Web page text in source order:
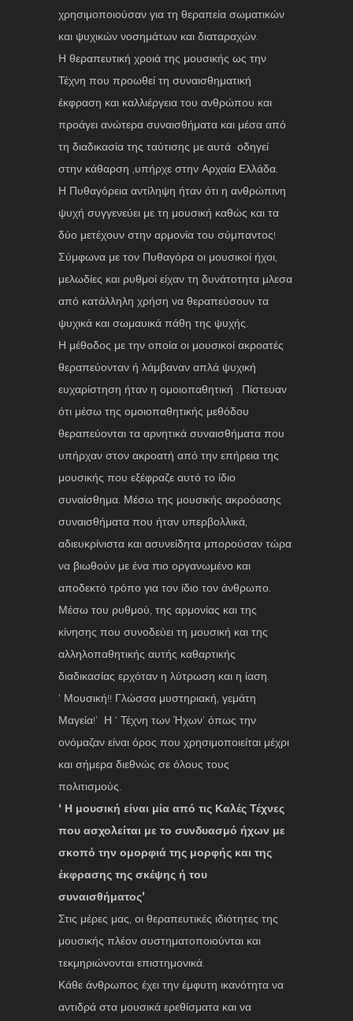
χρησιμοποιούσαν για τη θεραπεία σωματικών
και ψυχικών νοσημάτων και διαταραχών.
Η θεραπευτική χροιά της μουσικής ως την
Τέχνη που προωθεί τη συναισθηματική
έκφραση και καλλιέργεια του ανθρώπου και
προάγει ανώτερα συναισθήματα και μέσα από
τη διαδικασία της ταύτισης με αυτά οδηγεί
στην κάθαρση ,υπήρχε στην Αρχαία Ελλάδα.
Η Πυθαγόρεια αντίληψη ήταν ότι η ανθρώπινη
ψυχή συγγενεύει με τη μουσική καθώς και τα
δύο μετέχουν στην αρμονία του σύμπαντος!
Σύμφωνα με τον Πυθαγόρα οι μουσικοί ήχοι,
μελωδίες και ρυθμοί είχαν τη δυνάτοτητα μλεσα
από κατάλληλη χρήση να θεραπεύσουν τα
ψυχικά και σωμαυικά πάθη της ψυχής.
Η μέθοδος με την οποία οι μουσικοί ακροατές
θεραπεύονταν ή λάμβαναν απλά ψυχική
ευχαρίστηση ήταν η ομοιοπαθητική . Πίστευαν
ότι μέσω της ομοιοπαθητικής μεθόδου
θεραπεύονται τα αρνητικά συναισθήματα που
υπήρχαν στον ακροατή από την επήρεια της
μουσικής που εξέφραζε αυτό το ίδιο
συναίσθημα. Μέσω της μουσικής ακροόασης
συναισθήματα που ήταν υπερβολλικά,
αδιευκρίνιστα και ασυνείδητα μπορούσαν τώρα
να βιωθούν με ένα πιο οργανωμένο και
αποδεκτό τρόπο για τον ίδιο τον άνθρωπο.
Μέσω του ρυθμού, της αρμονίας και της
κίνησης που συνοδεύει τη μουσική και της
αλληλοπαθητικής αυτής καθαρτικής
διαδικασίας ερχόταν η λύτρωση και η ίαση.
‘ Μουσική!! Γλώσσα μυστηριακή, γεμάτη
Μαγεία!’ Η ‘ Τέχνη των Ήχων’ όπως την
ονόμαζαν είναι όρος που χρησιμοποιείται μέχρι
και σήμερα διεθνώς σε όλους τους
πολιτισμούς.
‘ Η μουσική είναι μία από τις Καλές Τέχνες
που ασχολείται με το συνδυασμό ήχων με
σκοπό την ομορφιά της μορφής και της
έκφρασης της σκέψης ή του
συναισθήματος’
Στις μέρες μας, οι θεραπευτικές ιδιότητες της
μουσικής πλέον συστηματοποιούνται και
τεκμηριώνονται επιστημονικά.
Κάθε άνθρωπος έχει την έμφυτη ικανότητα να
αντιδρά στα μουσικά ερεθίσματα και να